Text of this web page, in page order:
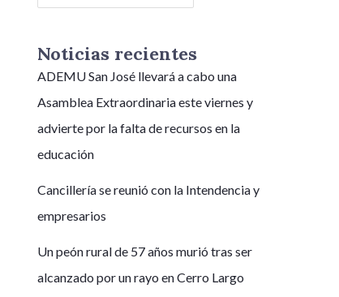
Noticias recientes
ADEMU San José llevará a cabo una
Asamblea Extraordinaria este viernes y
advierte por la falta de recursos en la
educación
Cancillería se reunió con la Intendencia y
empresarios
Un peón rural de 57 años murió tras ser
alcanzado por un rayo en Cerro Largo